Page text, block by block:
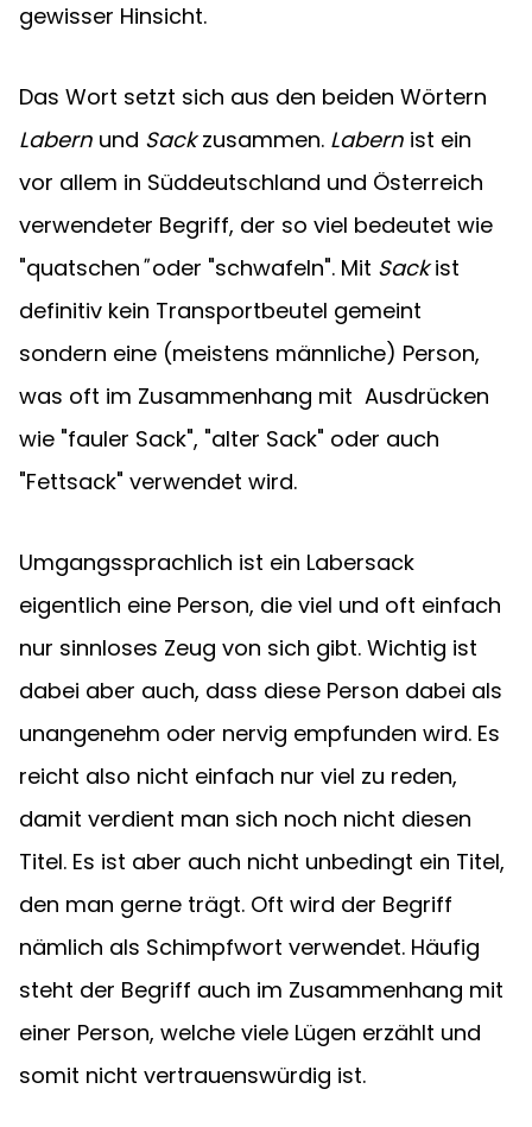
gewisser Hinsicht.
Das Wort setzt sich aus den beiden Wörtern
Labern und Sack zusammen. Labern ist ein
vor allem in Süddeutschland und Österreich
verwendeter Begriff, der so viel bedeutet wie
"quatschen" oder "schwafeln". Mit Sack ist
definitiv kein Transportbeutel gemeint
sondern eine (meistens männliche) Person,
was oft im Zusammenhang mit  Ausdrücken
wie "fauler Sack", "alter Sack" oder auch
"Fettsack" verwendet wird.
Umgangssprachlich ist ein Labersack
eigentlich eine Person, die viel und oft einfach
nur sinnloses Zeug von sich gibt. Wichtig ist
dabei aber auch, dass diese Person dabei als
unangenehm oder nervig empfunden wird. Es
reicht also nicht einfach nur viel zu reden,
damit verdient man sich noch nicht diesen
Titel. Es ist aber auch nicht unbedingt ein Titel,
den man gerne trägt. Oft wird der Begriff
nämlich als Schimpfwort verwendet. Häufig
steht der Begriff auch im Zusammenhang mit
einer Person, welche viele Lügen erzählt und
somit nicht vertrauenswürdig ist.